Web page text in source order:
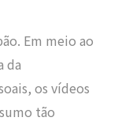
Em meio ao
da
os vídeos
tão